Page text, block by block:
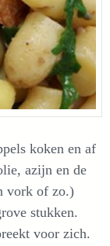
koken en af
azijn en de
vork of zo.)
stukken.
voor zich.